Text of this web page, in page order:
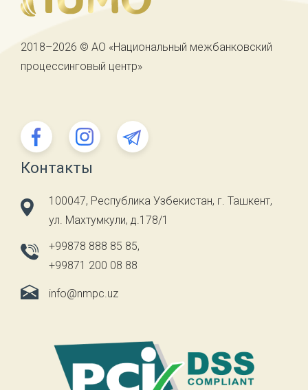
2018–2026 © АО «Национальный межбанковский
процессинговый центр»
Контакты
100047, Республика Узбекистан, г. Ташкент,
ул. Махтумкули, д.178/1
+99878 888 85 85,
+99871 200 08 88
info@nmpc.uz